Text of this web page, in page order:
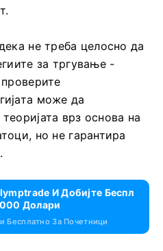
не треба целосно да
за тргување -
може да
врз основа на
но не гарантира
И Добијте Беспл
Долари
Бесплатно За Почетници